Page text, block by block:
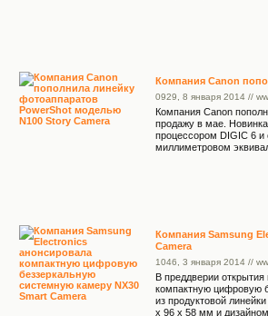
Компания Canon
0929 , 8 января 2014 //
Компания Canon
продажу в мае.
процессором DIGIC 6
миллиметровом
Компания Samsung
Camera
1046 , 3 января 2014 //
В преддверии
компактную цифровую
из продуктовой
x 96 x 58 мм и дизайном